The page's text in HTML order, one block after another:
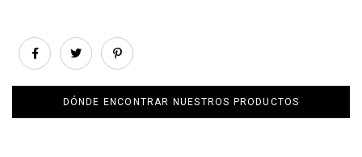
DÓNDE ENCONTRAR NUESTROS PRODUCTOS